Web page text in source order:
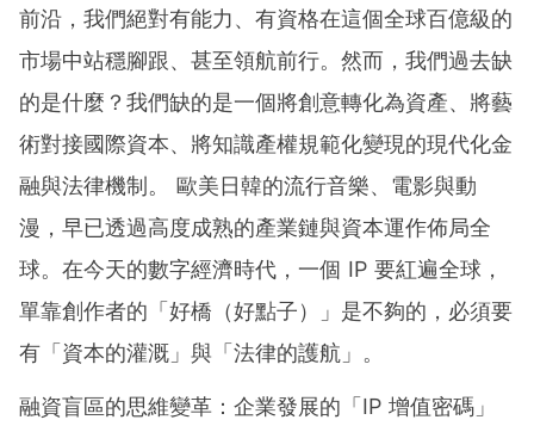
前沿，我們絕對有能力、有資格在這個全球百億級的
市場中站穩腳跟、甚至領航前行。然而，我們過去缺
的是什麼？我們缺的是一個將創意轉化為資產、將藝
術對接國際資本、將知識產權規範化變現的現代化金
融與法律機制。 歐美日韓的流行音樂、電影與動
漫，早已透過高度成熟的產業鏈與資本運作佈局全
球。在今天的數字經濟時代，一個 IP 要紅遍全球，
單靠創作者的「好橋（好點子）」是不夠的，必須要
有「資本的灌溉」與「法律的護航」。
融資盲區的思維變革：企業發展的「IP 增值密碼」